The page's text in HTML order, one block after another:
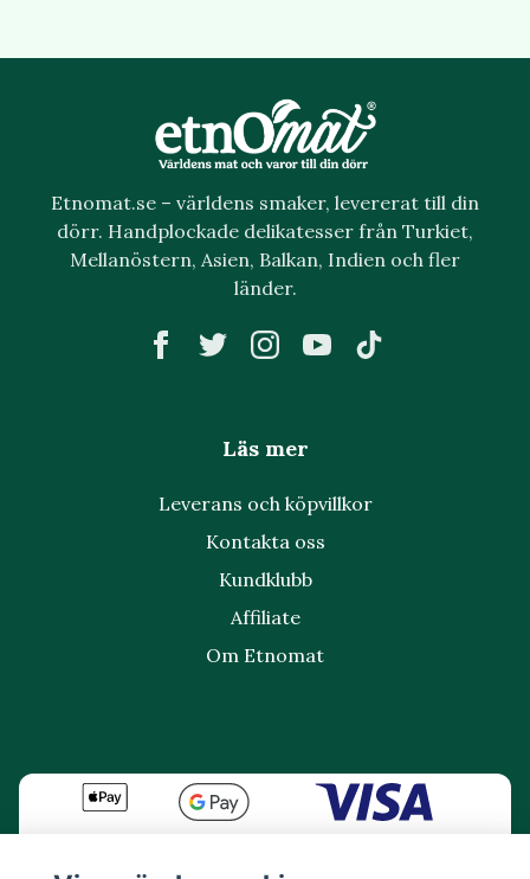
Etnomat.se – världens smaker, levererat till din
dörr. Handplockade delikatesser från Turkiet,
Mellanöstern, Asien, Balkan, Indien och fler
länder.
Läs mer
Leverans och köpvillkor
Kontakta oss
Kundklubb
Affiliate
Om Etnomat